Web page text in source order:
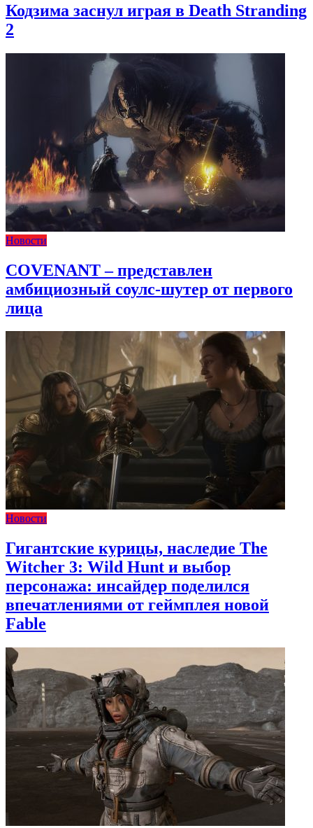
Кодзима заснул играя в Death Stranding
2
Новости
COVENANT – представлен
амбициозный соулс-шутер от первого
лица
Новости
Гигантские курицы, наследие The
Witcher 3: Wild Hunt и выбор
персонажа: инсайдер поделился
впечатлениями от геймплея новой
Fable